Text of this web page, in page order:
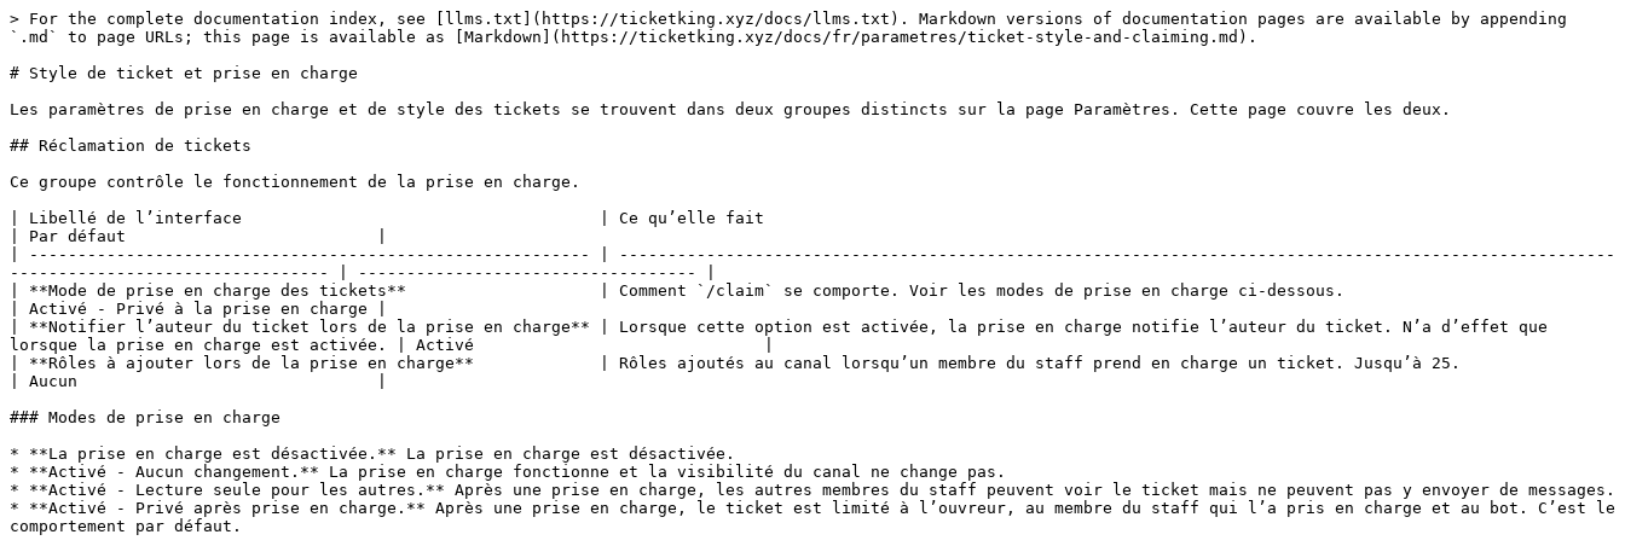
> For the complete documentation index, see [llms.txt](https://ticketking.xyz/docs/llms.txt). Markdown versions of documentation pages are available by appending
`.md` to page URLs; this page is available as [Markdown](https://ticketking.xyz/docs/fr/parametres/ticket-style-and-claiming.md).
# Style de ticket et prise en charge
Les paramètres de prise en charge et de style des tickets se trouvent dans deux groupes distincts sur la page Paramètres. Cette page couvre les deux.
## Réclamation de tickets
Ce groupe contrôle le fonctionnement de la prise en charge.
| Libellé de l’interface                                     | Ce qu’elle fait
| Par défaut                          |
| ---------------------------------------------------------- | -------------------------------------------------------------------------------------------------------
--------------------------------- | ----------------------------------- |
| **Mode de prise en charge des tickets**                    | Comment `/claim` se comporte. Voir les modes de prise en charge ci-dessous.
| Activé - Privé à la prise en charge |
| **Notifier l’auteur du ticket lors de la prise en charge** | Lorsque cette option est activée, la prise en charge notifie l’auteur du ticket. N’a d’effet que
lorsque la prise en charge est activée. | Activé                              |
| **Rôles à ajouter lors de la prise en charge**             | Rôles ajoutés au canal lorsqu’un membre du staff prend en charge un ticket. Jusqu’à 25.
| Aucun                               |
### Modes de prise en charge
* **La prise en charge est désactivée.** La prise en charge est désactivée.
* **Activé - Aucun changement.** La prise en charge fonctionne et la visibilité du canal ne change pas.
* **Activé - Lecture seule pour les autres.** Après une prise en charge, les autres membres du staff peuvent voir le ticket mais ne peuvent pas y envoyer de messages.
* **Activé - Privé après prise en charge.** Après une prise en charge, le ticket est limité à l’ouvreur, au membre du staff qui l’a pris en charge et au bot. C’est le
comportement par défaut.